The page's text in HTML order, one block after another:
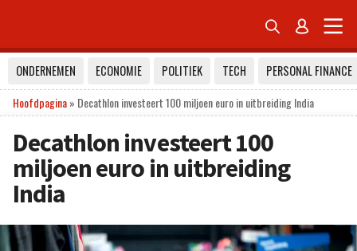
 
ONDERNEMEN ECONOMIE POLITIEK TECH
PERSONAL FINANCE
Hoofdpagina» Decathlon investeert 100 miljoen euro in uitbreiding India
Decathlon investeert 100
miljoen euro in uitbreiding
India